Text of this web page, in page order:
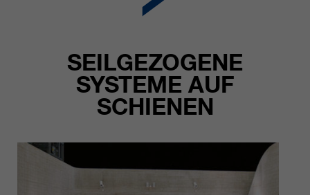
SEILGEZOGENE
SYSTEME AUF
SCHIENEN